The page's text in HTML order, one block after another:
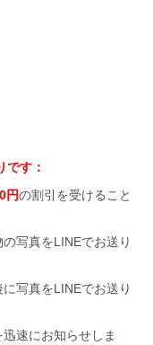
です：
円の割引を受けること
写真をLINEでお送り
写真をLINEでお送り
速にお知らせしま